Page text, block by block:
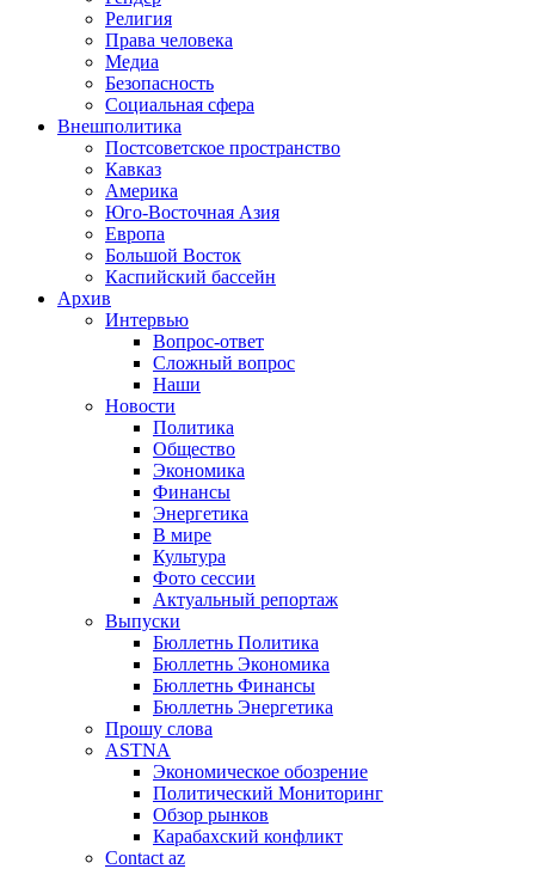
Религия
Права человека
Медиа
Безопасность
Социальная сфера
Внешполитика
Постсоветское пространство
Кавказ
Америка
Юго-Восточная Азия
Европа
Большой Восток
Каспийский бассейн
Архив
Интервью
Вопрос-ответ
Сложный вопрос
Наши
Новости
Политика
Общество
Экономика
Финансы
Энергетика
В мире
Культура
Фото сессии
Актуальный репортаж
Выпуски
Бюллетнь Политика
Бюллетнь Экономика
Бюллетнь Финансы
Бюллетнь Энергетика
Прошу слова
ASTNA
Экономическое обозрение
Политический Мониторинг
Обзор рынков
Карабахский конфликт
Contact az